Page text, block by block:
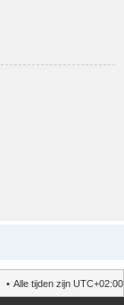
Alle tijden zijn UTC+02:00